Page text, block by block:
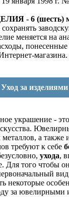
- 6 (шесть)
меняется на
понесенные
магазина.
Уход за изделиями
украшение -
а также
требуют к себе
ухода,
Для того чтобы
некоторые
за ювелирными